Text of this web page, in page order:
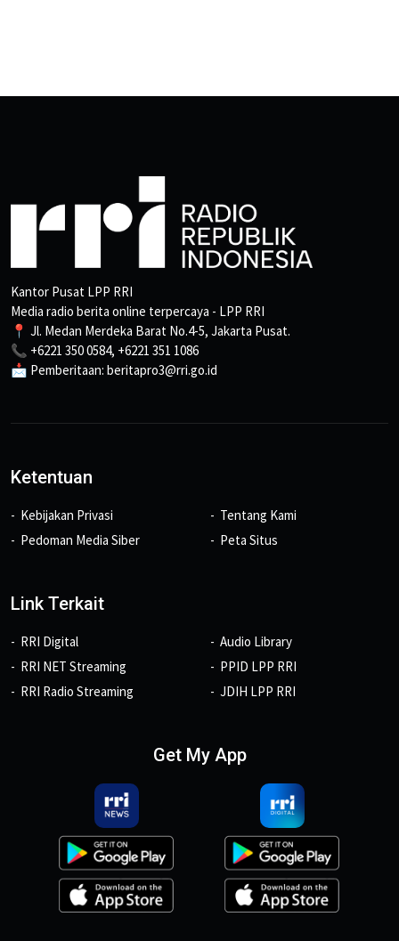
Kantor Pusat LPP RRI
Media radio berita online terpercaya - LPP RRI
📍 Jl. Medan Merdeka Barat No.4-5, Jakarta Pusat.
📞 +6221 350 0584, +6221 351 1086
📩 Pemberitaan: beritapro3@rri.go.id
Ketentuan
Kebijakan Privasi
Pedoman Media Siber
Tentang Kami
Peta Situs
Link Terkait
RRI Digital
RRI NET Streaming
RRI Radio Streaming
Audio Library
PPID LPP RRI
JDIH LPP RRI
Get My App